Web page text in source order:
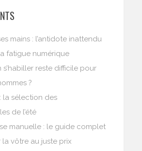
mains : l’antidote inattendu
fatigue numérique
s’habiller reste difficile pour
?
la sélection des
de l’été
manuelle : le guide complet
vôtre au juste prix